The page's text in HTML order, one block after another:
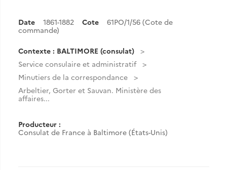
Date 1861-1882 Cote
61PO/1/56 (Cote de
commande)
Contexte : BALTIMORE (consulat)
Service consulaire et administratif
Minutiers de la correspondance
Arbeltier, Gorter et Sauvan. Ministère des
affaires...
Producteur :
Consulat de France à Baltimore (États-Unis)